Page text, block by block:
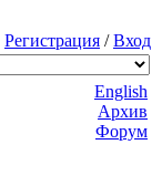
Регистрация /Вход
English
Архив
Форум